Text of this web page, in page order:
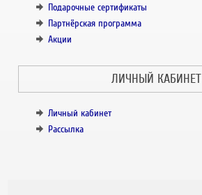
Подарочные сертификаты
Партнёрская программа
Акции
ЛИЧНЫЙ КАБИНЕТ
Личный кабинет
Рассылка